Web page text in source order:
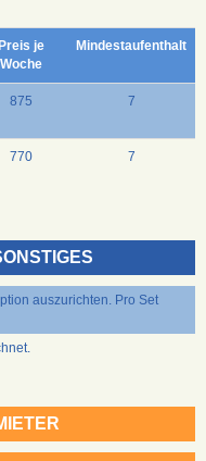
je
Woche
Mindestaufenthalt
875 7
770 7
auszurichten. Pro Set